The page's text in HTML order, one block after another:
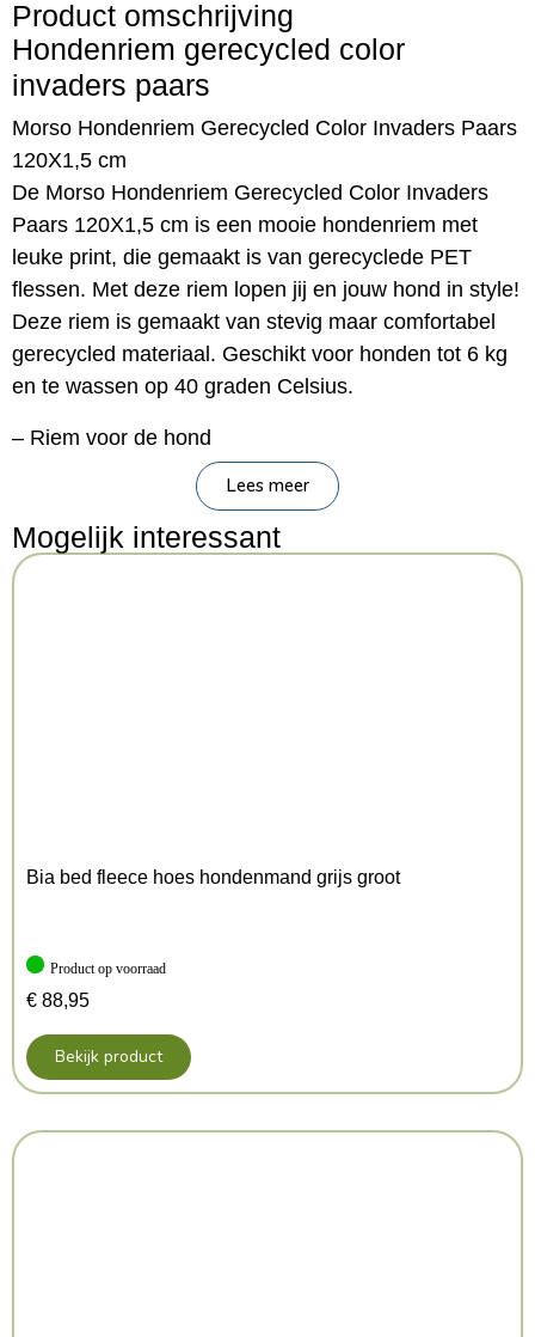
Product omschrijving
Hondenriem gerecycled color
invaders paars
Morso Hondenriem Gerecycled Color Invaders Paars
120X1,5 cm
De Morso Hondenriem Gerecycled Color Invaders
Paars 120X1,5 cm is een mooie hondenriem met
leuke print, die gemaakt is van gerecyclede PET
flessen. Met deze riem lopen jij en jouw hond in style!
Deze riem is gemaakt van stevig maar comfortabel
gerecycled materiaal. Geschikt voor honden tot 6 kg
en te wassen op 40 graden Celsius.
– Riem voor de hond
– Van gerecyclede PET flessen
– Te wassen op 40 graden Celsius
– Geschikt voor honden tot 6 kg
Afmeting: 120X1,5 cm
Lees meer
Mogelijk interessant
Bia bed fleece hoes hondenmand grijs groot
Product op voorraad
€ 88,95
Bekijk product